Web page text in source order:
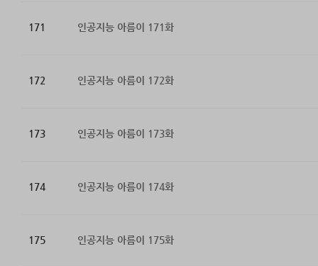
171 인공지능 아름이 171화
172 인공지능 아름이 172화
173 인공지능 아름이 173화
174 인공지능 아름이 174화
175 인공지능 아름이 175화